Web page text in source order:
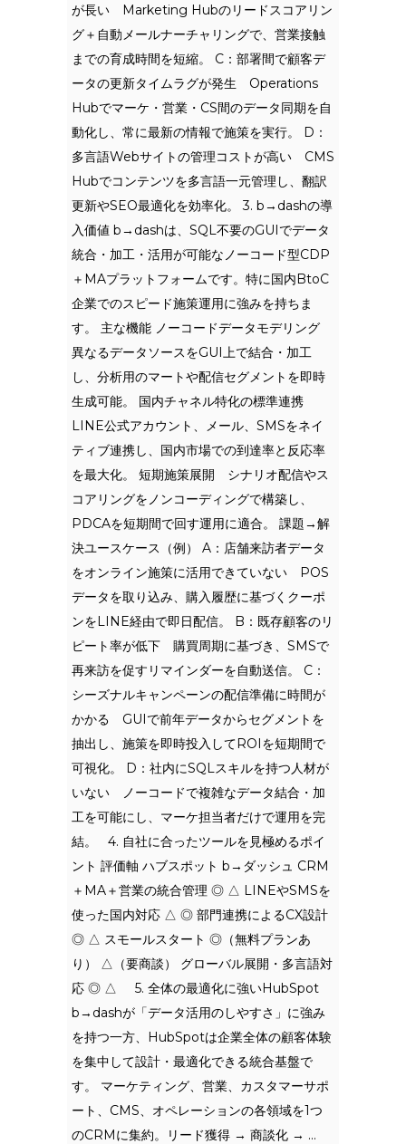
が長い Marketing Hubのリードスコアリン
グ＋自動メールナーチャリングで、営業接触
までの育成時間を短縮。 C：部署間で顧客デ
ータの更新タイムラグが発生 Operations
Hubでマーケ・営業・CS間のデータ同期を自
動化し、常に最新の情報で施策を実行。 D：
多言語Webサイトの管理コストが高い CMS
Hubでコンテンツを多言語一元管理し、翻訳
更新やSEO最適化を効率化。 3. b→dashの導
入価値 b→dashは、SQL不要のGUIでデータ
統合・加工・活用が可能なノーコード型CDP
＋MAプラットフォームです。特に国内BtoC
企業でのスピード施策運用に強みを持ちま
す。 主な機能 ノーコードデータモデリング
異なるデータソースをGUI上で結合・加工
し、分析用のマートや配信セグメントを即時
生成可能。 国内チャネル特化の標準連携
LINE公式アカウント、メール、SMSをネイ
ティブ連携し、国内市場での到達率と反応率
を最大化。 短期施策展開 シナリオ配信やス
コアリングをノンコーディングで構築し、
PDCAを短期間で回す運用に適合。 課題→解
決ユースケース（例） A：店舗来訪者データ
をオンライン施策に活用できていない POS
データを取り込み、購入履歴に基づくクーポ
ンをLINE経由で即日配信。 B：既存顧客のリ
ピート率が低下 購買周期に基づき、SMSで
再来訪を促すリマインダーを自動送信。 C：
シーズナルキャンペーンの配信準備に時間が
かかる GUIで前年データからセグメントを
抽出し、施策を即時投入してROIを短期間で
可視化。 D：社内にSQLスキルを持つ人材が
いない ノーコードで複雑なデータ結合・加
工を可能にし、マーケ担当者だけで運用を完
結。 4. 自社に合ったツールを見極めるポイ
ント 評価軸 ハブスポット b→ダッシュ CRM
＋MA＋営業の統合管理 ◎ △ LINEやSMSを
使った国内対応 △ ◎ 部門連携によるCX設計
◎ △ スモールスタート ◎（無料プランあ
り） △（要商談） グローバル展開・多言語対
応 ◎ △ 5. 全体の最適化に強いHubSpot
b→dashが「データ活用のしやすさ」に強み
を持つ一方、HubSpotは企業全体の顧客体験
を集中して設計・最適化できる統合基盤で
す。 マーケティング、営業、カスタマーサポ
ート、CMS、オペレーションの各領域を1つ
のCRMに集約。リード獲得 → 商談化 →